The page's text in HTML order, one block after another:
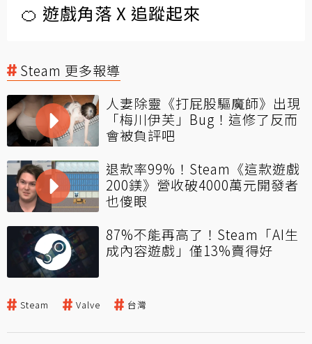
🍊 遊戲角落 X 追蹤起來
Steam 更多報導
人妻除靈《打屁股驅魔師》出現
「梅川伊芙」Bug！這修了反而
會被負評吧
退款率99%！Steam《這款遊戲
200鎂》營收破4000萬元開發者
也傻眼
87%不能再高了！Steam「AI生
成內容遊戲」僅13%賣得好
Steam Valve 台灣